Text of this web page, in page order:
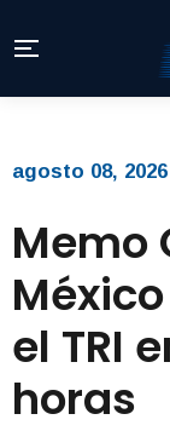
agosto 08, 2026
Memo
el TRI
horas